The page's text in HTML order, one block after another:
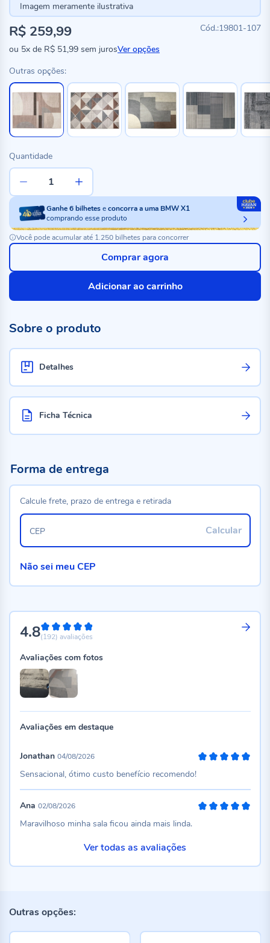
Imagem meramente ilustrativa
19801-107
R$ 259,99
ou 5x de R$ 51,99 sem jurosVer opções
Outras opções:
Quantidade
Ganhe6bilheteseconcorra a uma BMW X1
comprando esse produto
Você pode acumular até 1.250 bilhetes para concorrer
Adicionar ao carrinho
Comprar agora
Sobre o produto
Detalhes
Ficha Técnica
4.896%
(192) avaliações
Avaliações com fotos
Avaliações em destaque
Jonathan 04/08/2026
Sensacional, ótimo custo benefício recomendo!
Ana 02/08/2026
Maravilhoso minha sala ficou ainda mais linda.
Ver todas as avaliações
Forma de entrega
Calcule frete, prazo de entrega e retirada
Calcular
CEP
Não sei meu CEP
Outras opções: